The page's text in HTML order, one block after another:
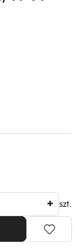
szt.